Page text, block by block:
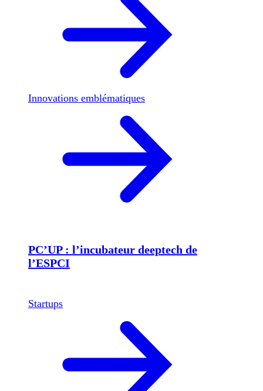
Innovations emblématiques
PC’UP : l’incubateur deeptech de
l’ESPCI
Startups